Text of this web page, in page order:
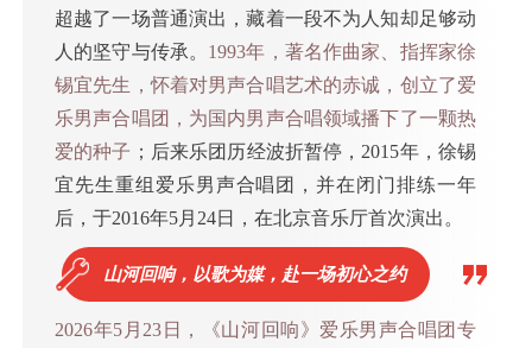
超越了一场普通演出，藏着一段不为人知却足够动
人的坚守与传承。 1993年，著名作曲家、指挥家徐
锡宜先生，怀着对男声合唱艺术的赤诚，创立了爱
乐男声合唱团，为国内男声合唱领域播下了一颗热
爱的种子 ；后来乐团历经波折暂停，2015年，徐锡
宜先生重组爱乐男声合唱团，并在闭门排练一年
后，于2016年5月24日，在北京音乐厅首次演出。
山河回响，以歌为媒，赴一场初心之约
2026年5月23日，《山河回响》爱乐男声合唱团专